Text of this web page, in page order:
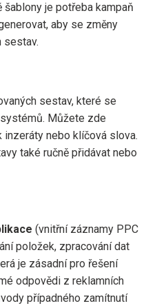
šablony je potřeba kampaň
aby se změny
sestav.
sestav, které se
Můžete zde
nebo klíčová slova.
také ručně přidávat nebo
(vnitřní záznamy PPC
položek, zpracování dat
je zásadní pro řešení
odpovědi z reklamních
případného zamítnutí